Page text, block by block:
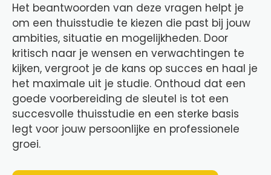
Het beantwoorden van deze vragen helpt je
om een thuisstudie te kiezen die past bij jouw
ambities, situatie en mogelijkheden. Door
kritisch naar je wensen en verwachtingen te
kijken, vergroot je de kans op succes en haal je
het maximale uit je studie. Onthoud dat een
goede voorbereiding de sleutel is tot een
succesvolle thuisstudie en een sterke basis
legt voor jouw persoonlijke en professionele
groei.